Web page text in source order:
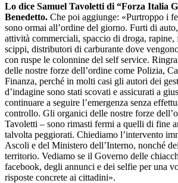
Lo dice Samuel Tavoletti di “Forza Italia
Benedetto. Che poi aggiunge: «Purtroppo i
sono ormai all’ordine del giorno. Furti di
attività commerciali, spaccio di droga,
scippi, distributori di carburante dove
con ruspe le colonnine del self service.
delle nostre forze dell’ordine come Polizia,
Finanza, perché in molti casi gli autori dei
d’indagine sono stati scovati e assicurati a
continuare a seguire l’emergenza senza
controllo. Gli organici delle nostre forze
Tavoletti – sono rimasti fermi a quelli di fine
talvolta peggiorati. Chiediamo l’intervento
Ascoli e del Ministero dell’Interno, nonché
territorio. Vediamo se il Governo delle
facebook, degli annunci e dei selfie per una
risposte concrete ai cittadini».